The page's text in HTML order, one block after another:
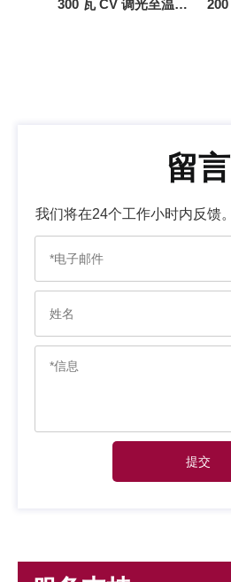
300 瓦 CV 调光至温暖双向可控硅 0-10V 可调光驱动器 LED 灯全新更新版本
留言
我们将在24个工作小时内反馈。
提交